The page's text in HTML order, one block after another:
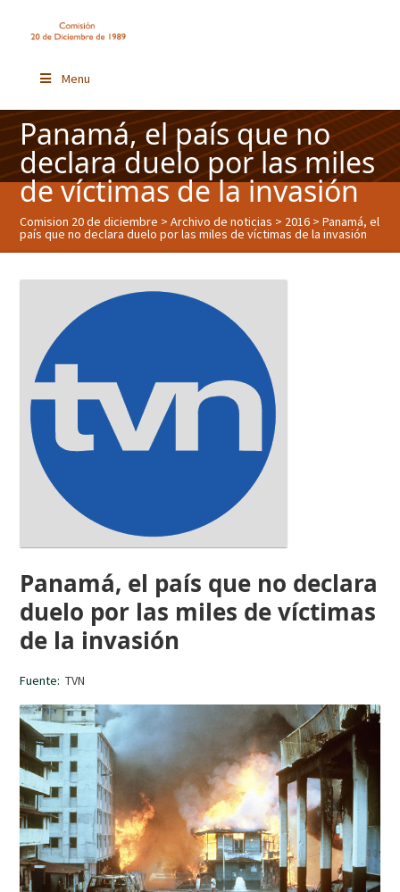
Menu
Panamá, el país que no
declara duelo por las miles
de víctimas de la invasión
Comision 20 de diciembre >Archivo de noticias > 2016 > Panamá, el
país que no declara duelo por las miles de víctimas de la invasión
Panamá, el país que no declara
duelo por las miles de víctimas
de la invasión
Fuente:TVN